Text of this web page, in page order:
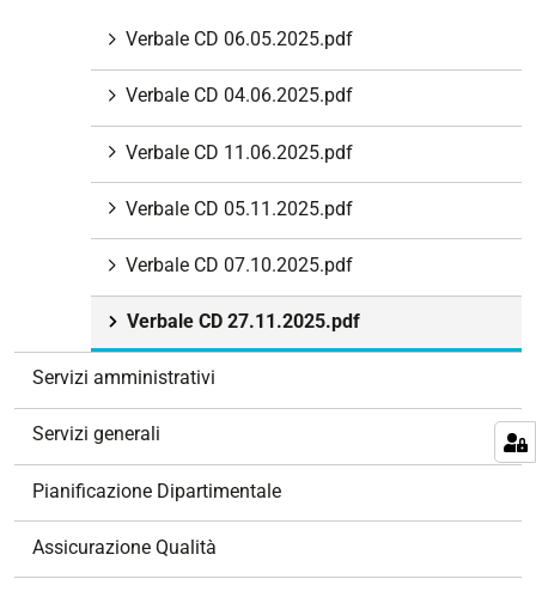
Verbale CD 06.05.2025.pdf
Verbale CD 04.06.2025.pdf
Verbale CD 11.06.2025.pdf
Verbale CD 05.11.2025.pdf
Verbale CD 07.10.2025.pdf
Verbale CD 27.11.2025.pdf
Servizi amministrativi
Servizi generali
Pianificazione Dipartimentale
Assicurazione Qualità